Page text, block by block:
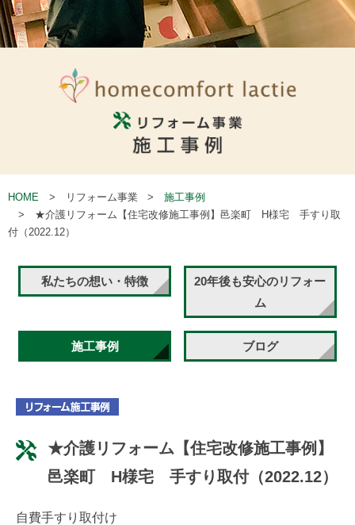
HOME リフォーム事業
施工事例
★介護リフォーム【住宅改修施工事例】邑楽町 H様宅 手すり取
付（2022.12）
私たちの想い・特徴
20年後も安心のリフォー
ム
施工事例 ブログ
★介護リフォーム【住宅改修施工事例】
邑楽町 H様宅 手すり取付（2022.12）
自費手すり取付け